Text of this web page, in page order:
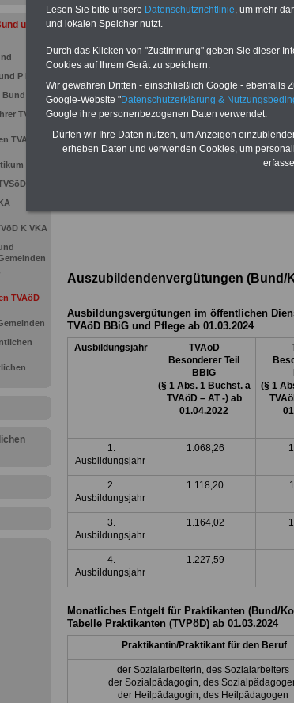
und
P Pflege
Bund
TVöD
TVAöD
Bund
K VKA
TVAöD
Auszubildendenvergütungen (Bund/
Ausbildungsvergütungen im öffentlichen
TVAöD BBiG und Pflege ab 01.03.2024
Ausbildungsjahr
TVAöD
Besonderer Teil
BBiG
(§ 1 Abs. 1 Buchst. a
TVAöD – AT -) ab
01.04.2022
(§ 1
1.
Ausbildungsjahr
1.068,26
2.
Ausbildungsjahr
1.118,20
3.
Ausbildungsjahr
1.164,02
4.
Ausbildungsjahr
1.227,59
Monatliches Entgelt für Praktikanten (Bund/
Tabelle Praktikanten (TVPöD) ab 01.03.2024
Praktikantin/Praktikant für den Beruf
der Sozialarbeiterin, des Sozialarbeiters
der Sozialpädagogin, des
der Heilpädagogin, des Heilpädagogen
Lesen Sie bitte unsere Datenschutzrichtlinie, um mehr
und lokalen Speicher nutzt.
Durch das Klicken von "Zustimmung" geben Sie dieser
Cookies auf Ihrem Gerät zu speichern.
Wir gewähren Dritten - einschließlich Google - ebenfalls
Google-Website "Datenschutzerklärung &
Google ihre personenbezogenen Daten verwendet.
Dürfen wir Ihre Daten nutzen, um Anzeigen
erheben Daten und verwenden Cookies, um